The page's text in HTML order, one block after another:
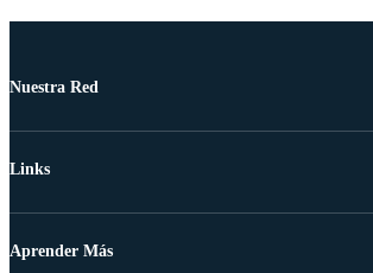
Nuestra Red
Links
Aprender Más